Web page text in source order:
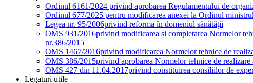
Ordinul 6161/2024 privind aprobarea Regulamentului de
Ordinul 677/2025 pentru modificarea anexei la Ordinul
Legea nr. 95/2006privind reforma în domeniul sănătăţii
OMS 931/2016privind modificarea si completarea Normelor
nr.386/2015
OMS 1467/2016privind modificarea Normelor tehnice de
OMS 386/2015privind aprobarea Normelor tehnice de
OMS 427 din 11.04.2017privind constituirea consiliilor de
Legaturi utile